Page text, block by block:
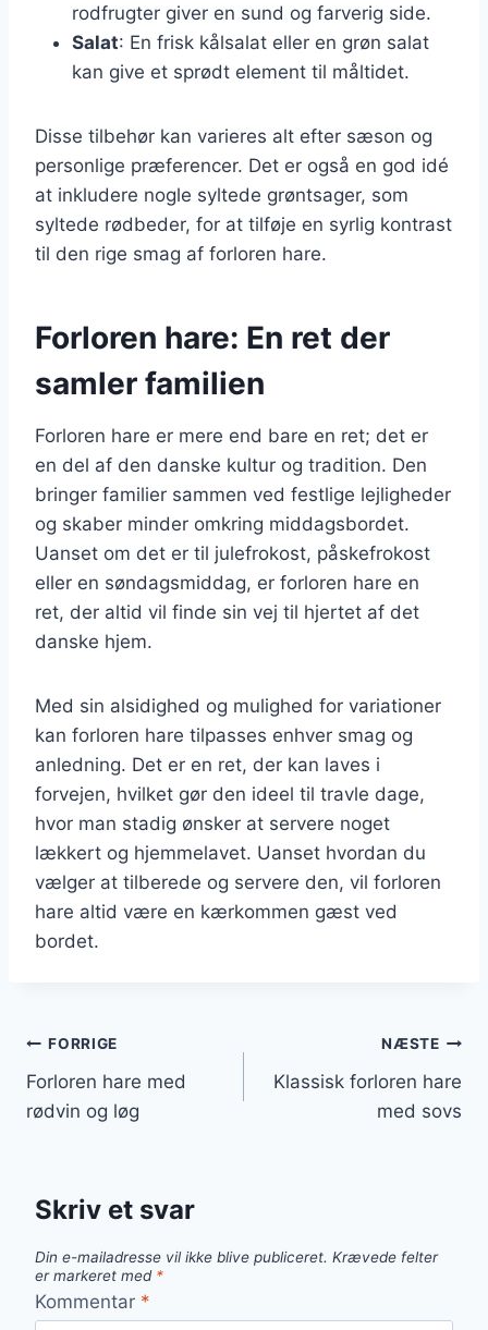
rodfrugter giver en sund og farverig side.
Salat: En frisk kålsalat eller en grøn salat
kan give et sprødt element til måltidet.
Disse tilbehør kan varieres alt efter sæson og
personlige præferencer. Det er også en god idé
at inkludere nogle syltede grøntsager, som
syltede rødbeder, for at tilføje en syrlig kontrast
til den rige smag af forloren hare.
Forloren hare: En ret der
samler familien
Forloren hare er mere end bare en ret; det er
en del af den danske kultur og tradition. Den
bringer familier sammen ved festlige lejligheder
og skaber minder omkring middagsbordet.
Uanset om det er til julefrokost, påskefrokost
eller en søndagsmiddag, er forloren hare en
ret, der altid vil finde sin vej til hjertet af det
danske hjem.
Med sin alsidighed og mulighed for variationer
kan forloren hare tilpasses enhver smag og
anledning. Det er en ret, der kan laves i
forvejen, hvilket gør den ideel til travle dage,
hvor man stadig ønsker at servere noget
lækkert og hjemmelavet. Uanset hvordan du
vælger at tilberede og servere den, vil forloren
hare altid være en kærkommen gæst ved
bordet.
Indlægsnavigation
FORRIGE
Forloren hare med
rødvin og løg
NÆSTE
Klassisk forloren hare
med sovs
Skriv et svar
Din e-mailadresse vil ikke blive publiceret. Krævede felter
er markeret med *
Kommentar *